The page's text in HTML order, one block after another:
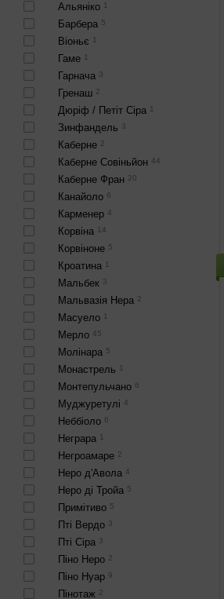
Альяніко 1
Барбера 5
Віоньє 1
Гаме 1
Гарнача 3
Гренаш 2
Дюріф / Петіт Сіра 1
Зинфандель 3
Каберне 2
Каберне Совіньйон 44
Каберне Фран 20
Канайоло 6
Карменер 4
Корвіна 14
Корвіноне 5
Кроатина 1
Мальбек 3
Мальвазія Нера 2
Масуело 1
Мерло 45
Молінара 5
Монастрель 1
Монтепульчано 6
Муджуретулі 4
Неббіоло 6
Неграра 1
Негроамаре 2
Неро д'Авола 4
Неро ді Тройа 5
Примітиво 5
Пті Вердо 3
Пті Сіра 3
Піно Неро 2
Піно Нуар 9
Пінотаж 2